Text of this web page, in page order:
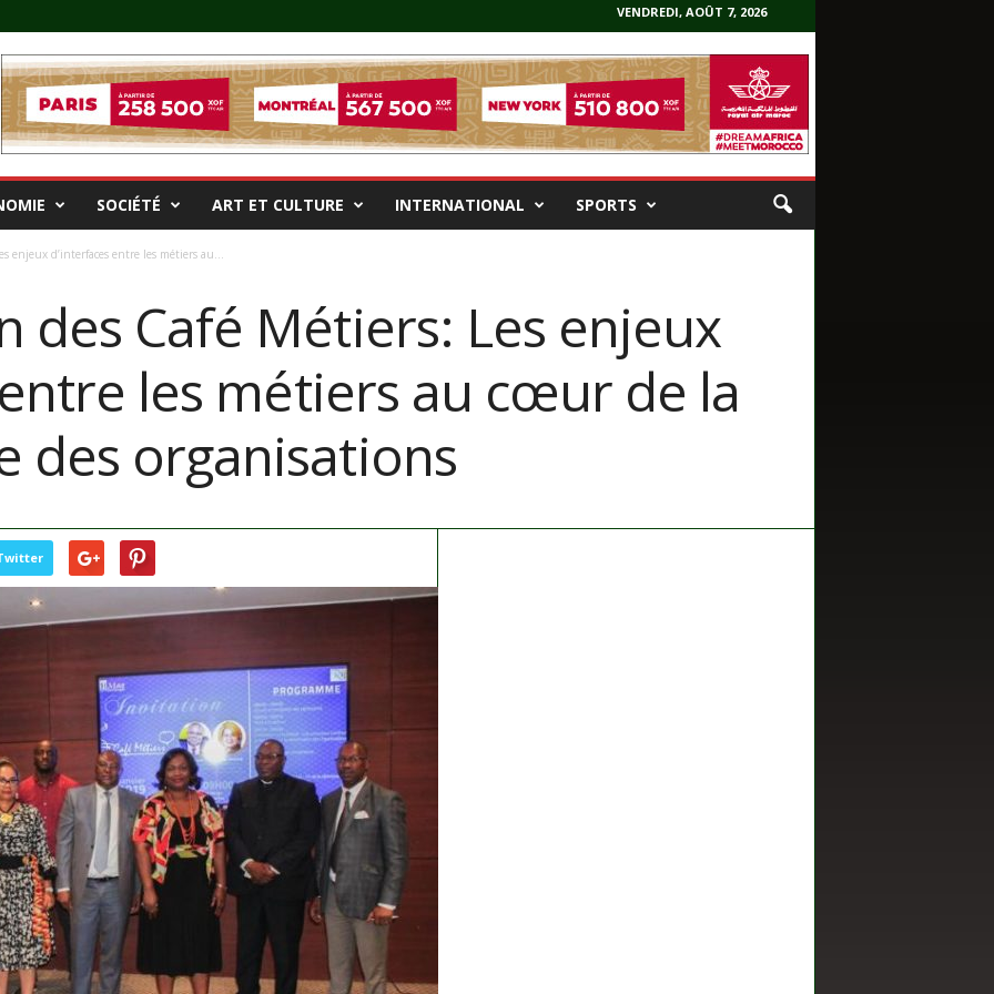
VENDREDI, AOÛT 7, 2026
SOCIÉTÉ ART ET CULTURE INTERNATIONAL SPORTS
enjeux d’interfaces entre les métiers au...
des Café Métiers: Les enjeux
les métiers au cœur de la
des organisations